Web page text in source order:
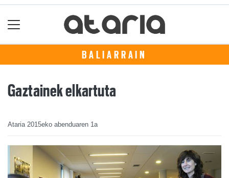
BALIARRAIN
Gaztainek elkartuta
Ataria 2015eko abenduaren 1a